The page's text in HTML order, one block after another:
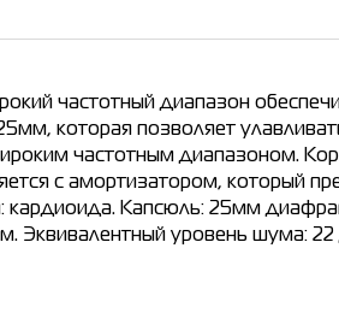
частотный диапазон
которая позволяет
частотным диапазоном.
с амортизатором, который
Капсюль: 25мм
Эквивалентный уровень шума: